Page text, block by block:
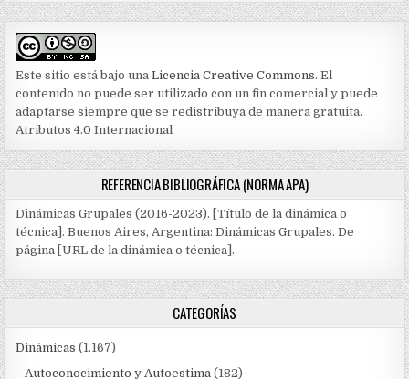
Este sitio está bajo unaLicencia Creative Commons. El
contenido no puede ser utilizado con un fin comercial y puede
adaptarse siempre que se redistribuya de manera gratuita.
Atributos 4.0 Internacional
REFERENCIA BIBLIOGRÁFICA (NORMA APA)
Dinámicas Grupales (2016-2023). [Título de la dinámica o
técnica]. Buenos Aires, Argentina: Dinámicas Grupales. De
página [URL de la dinámica o técnica].
CATEGORÍAS
Dinámicas (1.167)
Autoconocimiento y Autoestima (182)